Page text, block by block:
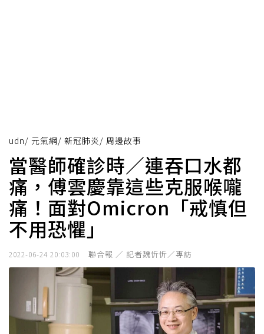
udn/ 元氣網/ 新冠肺炎 / 周邊故事
當醫師確診時／連吞口水都
痛，傅雲慶靠這些克服喉嚨
痛！面對Omicron「戒慎但
不用恐懼」
2022-06-24 20:03:00 聯合報 ／ 記者魏忻忻／專訪